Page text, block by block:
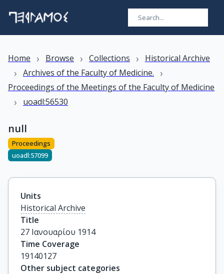
Home › Browse › Collections › Historical Archive
› Archives of the Faculty of Medicine. ›
Proceedings of the Meetings of the Faculty of Medicine
› uoadl:56530
null
Proceedings
uoadl:57099
Units
Historical Archive
Title
27 Ιανουαρίου 1914
Time Coverage
19140127
Other subject categories